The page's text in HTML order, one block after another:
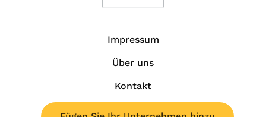
Impressum
Über uns
Kontakt